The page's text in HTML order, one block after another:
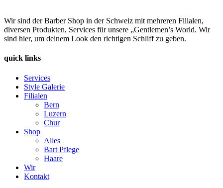
Wir sind der Barber Shop in der Schweiz mit mehreren Filialen,
diversen Produkten, Services für unsere „Gentlemen’s World. Wir
sind hier, um deinem Look den richtigen Schliff zu geben.
quick links
Services
Style Galerie
Filialen
Bern
Luzern
Chur
Shop
Alles
Bart Pflege
Haare
Wir
Kontakt